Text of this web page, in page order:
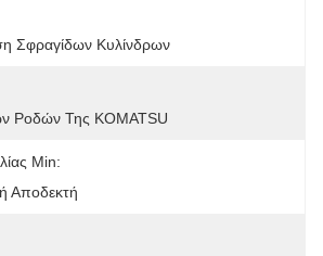
Σφραγίδων Κυλίνδρων
Ροδών Της KOMATSU
Min:
Αποδεκτή